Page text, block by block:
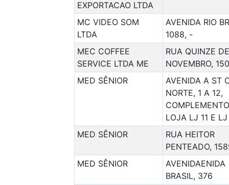
EXPORTACAO LTDA
MC VIDEO SOM
LTDA
AVENIDA RIO
1088, -
MEC COFFEE
SERVICE LTDA ME
RUA QUINZE DE
NOVEMBRO,
MED SÊNIOR
AVENIDA A ST
NORTE, 1 A 12,
LOJA LJ 11 E LJ
MED SÊNIOR
RUA HEITOR
PENTEADO,
MED SÊNIOR
AVENIDAENIDA
BRASIL, 376